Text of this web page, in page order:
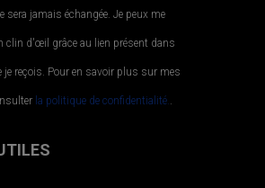
sera jamais échangée. Je peux me
clin d'œil grâce au lien présent dans
je reçois. Pour en savoir plus sur mes
la politique de confidentialité..